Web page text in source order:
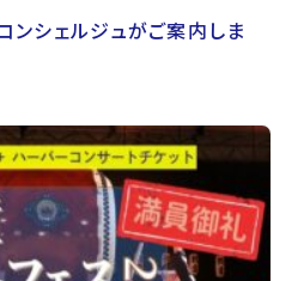
シェルジュがご案内しま